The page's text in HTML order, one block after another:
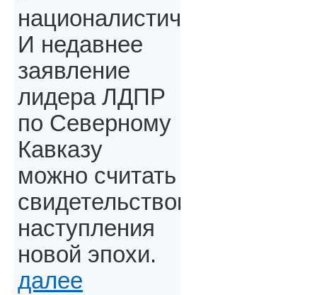
националистическое.
И недавнее
заявление
лидера ЛДПР
по Северному
Кавказу
можно считать
свидетельством
наступления
новой эпохи.
далее